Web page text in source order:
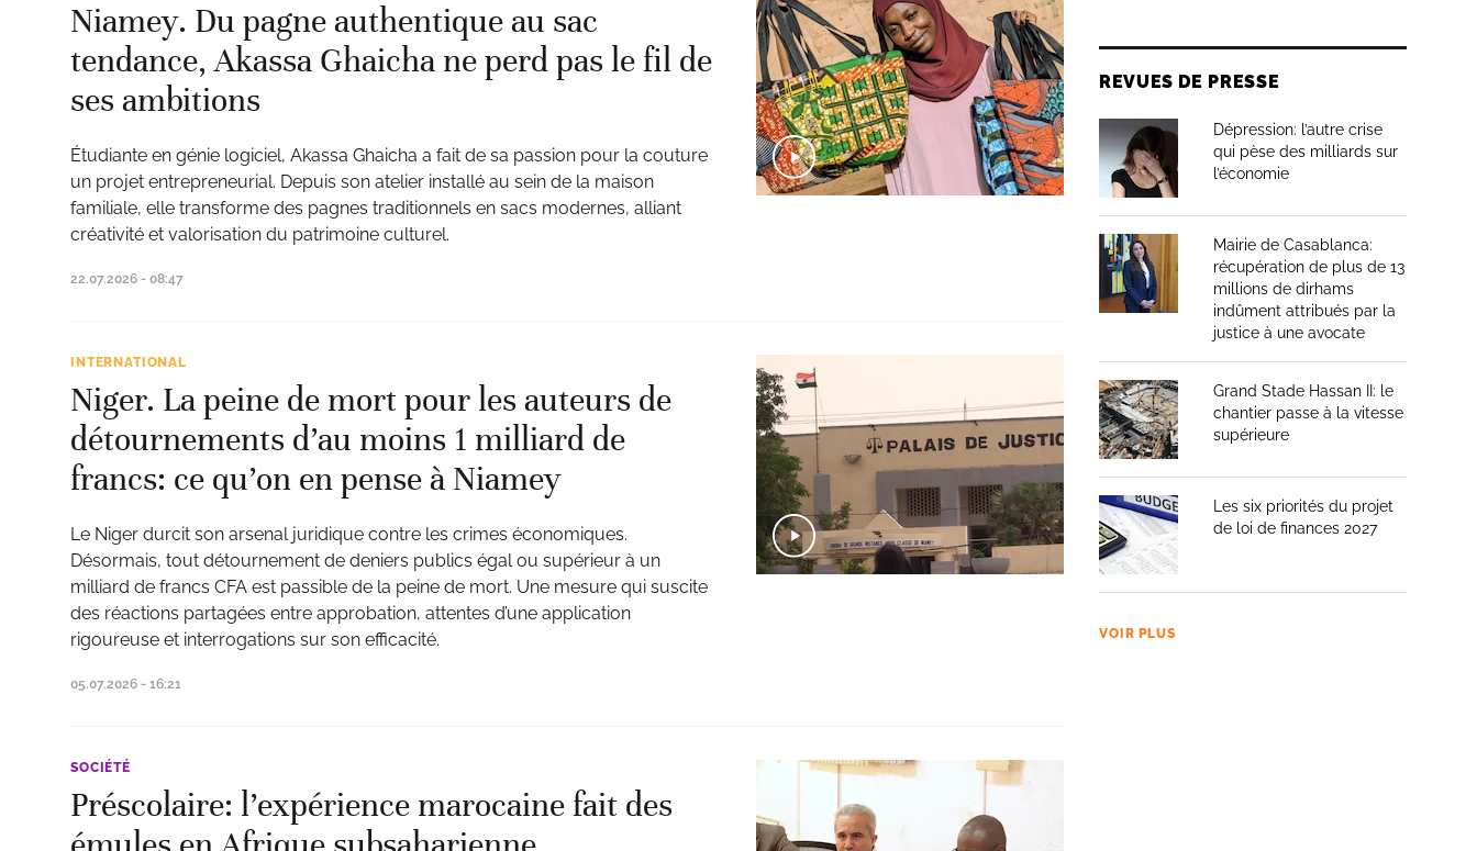
Niamey. Du pagne authentique au sac
tendance, Akassa Ghaicha ne perd pas le fil de
ses ambitions
Étudiante en génie logiciel, Akassa Ghaicha a fait de sa passion pour la couture
un projet entrepreneurial. Depuis son atelier installé au sein de la maison
familiale, elle transforme des pagnes traditionnels en sacs modernes, alliant
créativité et valorisation du patrimoine culturel.
22.07.2026 - 08:47
INTERNATIONAL
Niger. La peine de mort pour les auteurs de
détournements d’au moins 1 milliard de
francs: ce qu’on en pense à Niamey
Le Niger durcit son arsenal juridique contre les crimes économiques.
Désormais, tout détournement de deniers publics égal ou supérieur à un
milliard de francs CFA est passible de la peine de mort. Une mesure qui suscite
des réactions partagées entre approbation, attentes d’une application
rigoureuse et interrogations sur son efficacité.
05.07.2026 - 16:21
SOCIÉTÉ
Préscolaire: l’expérience marocaine fait des
REVUES DE PRESSE
Dépression: l’autre crise
qui pèse des milliards sur
l’économie
Mairie de Casablanca:
récupération de plus de 13
millions de dirhams
indûment attribués par la
justice à une avocate
Grand Stade Hassan II: le
chantier passe à la vitesse
supérieure
Les six priorités du projet
de loi de finances 2027
VOIR PLUS